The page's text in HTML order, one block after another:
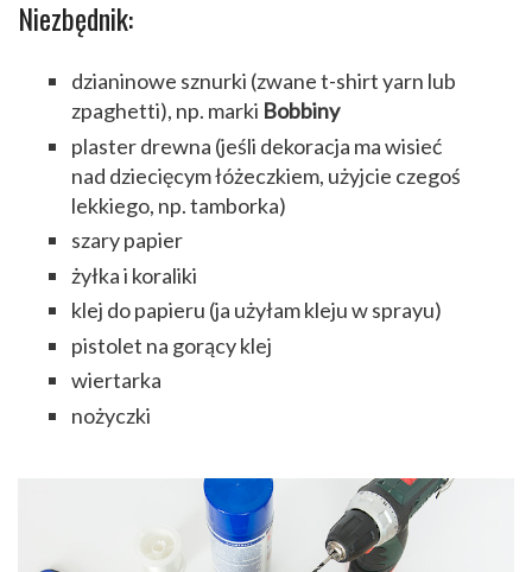
Niezbędnik:
dzianinowe sznurki (zwane t-shirt yarn lub
zpaghetti), np. marki Bobbiny
plaster drewna (jeśli dekoracja ma wisieć
nad dziecięcym łóżeczkiem, użyjcie czegoś
lekkiego, np. tamborka)
szary papier
żyłka i koraliki
klej do papieru (ja użyłam kleju w sprayu)
pistolet na gorący klej
wiertarka
nożyczki